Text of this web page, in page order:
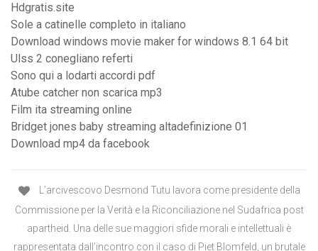
Hdgratis.site
Sole a catinelle completo in italiano
Download windows movie maker for windows 8.1 64 bit
Ulss 2 conegliano referti
Sono qui a lodarti accordi pdf
Atube catcher non scarica mp3
Film ita streaming online
Bridget jones baby streaming altadefinizione 01
Download mp4 da facebook
L’arcivescovo Desmond Tutu lavora come presidente della
Commissione per la Verità e la Riconciliazione nel Sudafrica post
apartheid. Una delle sue maggiori sfide morali e intellettuali è
rappresentata dall’incontro con il caso di Piet Blomfeld, un brutale